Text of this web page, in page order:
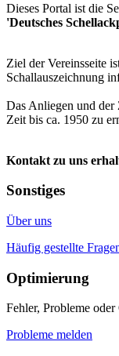
Dieses Portal ist die
'Deutsches
Ziel der Vereinsseite
Schallauszeichnung
Das Anliegen und der
Zeit bis ca. 1950 zu
Kontakt zu uns
Sonstiges
Über uns
Häufig gestellte
Optimierung
Fehler, Probleme
Probleme melden